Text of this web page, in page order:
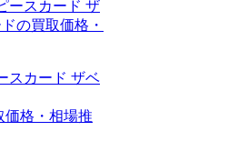
スカード ザベ
価格・相場推